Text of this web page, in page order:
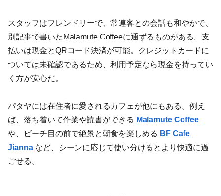
スタッフはフレンドリーで、常連客との会話も和やかで、
別記事で書いたMalamute Coffeeに通ずるものがある。支
払いは現金とQRコード決済が可能。クレジットカードに
ついては未確認であるため、利用予定なら現金を持ってい
く方が安心だ。
パタヤには在住者に愛されるカフェが他にもある。例え
ば、落ち着いて作業や読書ができる Malamute Coffee
や、ビーチ目の前で絶景と朝食を楽しめる BF Cafe
Jianna など、シーンに応じて使い分けるとより快適に過
ごせる。